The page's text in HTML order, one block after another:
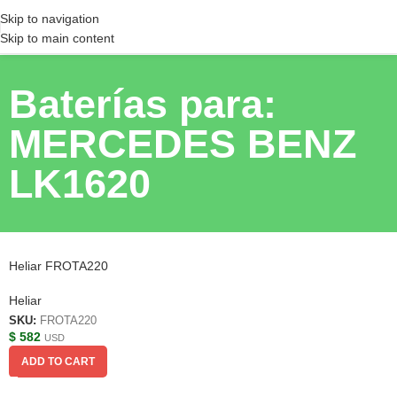
Skip to navigation
Skip to main content
Baterías para:
MERCEDES BENZ
LK1620
Heliar FROTA220
Heliar
SKU: FROTA220
$ 582 USD
ADD TO CART